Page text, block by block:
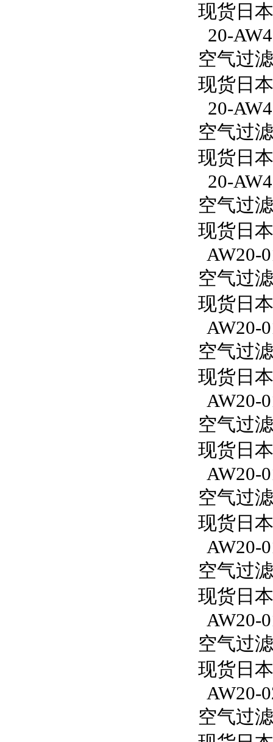
现货日
20-
空气过
现货日
20-
空气过
现货日
20-
空气过
现货日
AW20-
空气过
现货日
AW20-
空气过
现货日
AW20-
空气过
现货日
AW20-
空气过
现货日
AW20-
空气过
现货日
AW20-
空气过
现货日
AW20-
空气过